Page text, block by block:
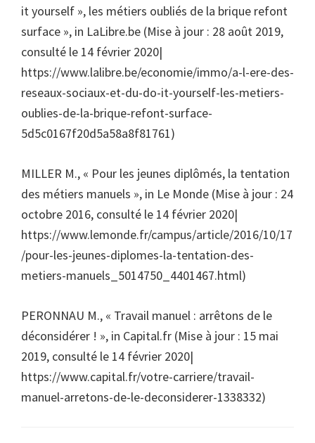
it yourself », les métiers oubliés de la brique refont
surface », in LaLibre.be (Mise à jour : 28 août 2019,
consulté le 14 février 2020|
https://www.lalibre.be/economie/immo/a-l-ere-des-
reseaux-sociaux-et-du-do-it-yourself-les-metiers-
oublies-de-la-brique-refont-surface-
5d5c0167f20d5a58a8f81761)
MILLER M., « Pour les jeunes diplômés, la tentation
des métiers manuels », in Le Monde (Mise à jour : 24
octobre 2016, consulté le 14 février 2020|
https://www.lemonde.fr/campus/article/2016/10/17
/pour-les-jeunes-diplomes-la-tentation-des-
metiers-manuels_5014750_4401467.html)
PERONNAU M., « Travail manuel : arrêtons de le
déconsidérer ! », in Capital.fr (Mise à jour : 15 mai
2019, consulté le 14 février 2020|
https://www.capital.fr/votre-carriere/travail-
manuel-arretons-de-le-deconsiderer-1338332)